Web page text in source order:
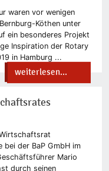
waren vor wenigen
Köthen unter
ein besonderes Projekt
Inspiration der Rotary
in Hamburg ...
weiterlesen...
bei der BaP GmbH im
Mario
durch seinen